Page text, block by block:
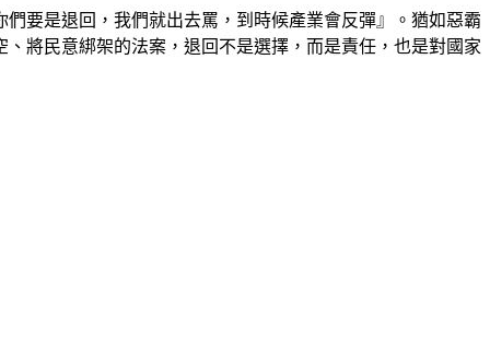
要是退回，我們就出去罵，到時候產業會反彈』。猶如惡霸
將民意綁架的法案，退回不是選擇，而是責任，也是對國家